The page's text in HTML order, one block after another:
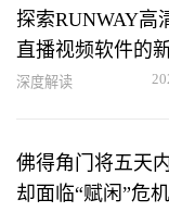
探索RUNWAY高
直播视频软件的
深度解读
佛得角门将五天
却面临“赋闲”危机